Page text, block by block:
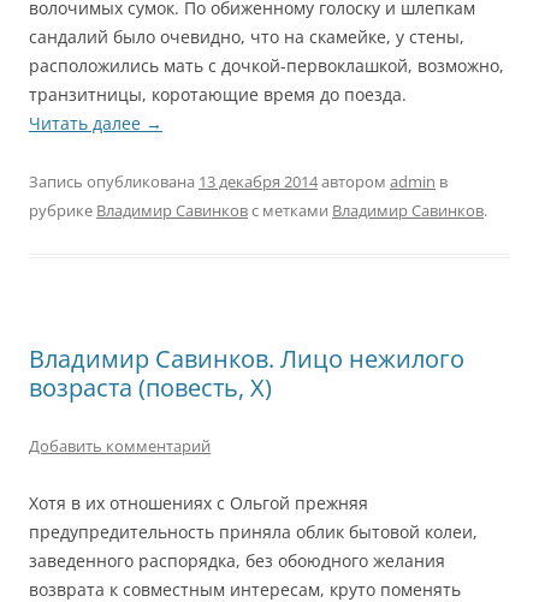
волочимых сумок. По обиженному голоску и шлепкам
сандалий было очевидно, что на скамейке, у стены,
расположились мать с дочкой-первоклашкой, возможно,
транзитницы, коротающие время до поезда.
Читать далее →
Запись опубликована 13 декабря 2014автором admin в
рубрике Владимир Савинковс метками Владимир Савинков.
Владимир Савинков. Лицо нежилого
возраста (повесть, X)
Добавить комментарий
Хотя в их отношениях с Ольгой прежняя
предупредительность приняла облик бытовой колеи,
заведенного распорядка, без обоюдного желания
возврата к совместным интересам, круто поменять